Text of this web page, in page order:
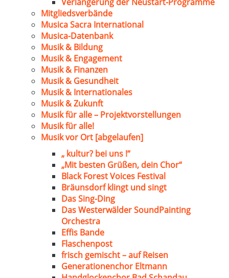
Mitgliedsverbände
Musica Sacra International
Musica-Datenbank
Musik & Bildung
Musik & Engagement
Musik & Finanzen
Musik & Gesundheit
Musik & Internationales
Musik & Zukunft
Musik für alle – Projektvorstellungen
Musik für alle!
Musik vor Ort [abgelaufen]
„ kultur? bei uns !“
„Mit besten Grüßen, dein Chor“
Black Forest Voices Festival
Bräunsdorf klingt und singt
Das Sing-Ding
Das Westerwälder SoundPainting
Orchestra
Effis Bande
Flaschenpost
frisch gemischt – auf Reisen
Generationenchor Eltmann